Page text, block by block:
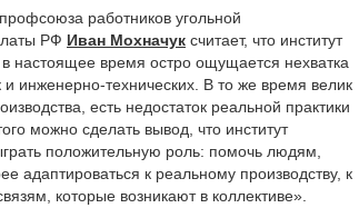
работников угольной
РФ Иван Мохначук считает, что институт
настоящее время остро ощущается нехватка
инженерно-технических. В то же время велик
есть недостаток реальной практики
можно сделать вывод, что институт
положительную роль: помочь людям,
адаптироваться к реальному производству, к
которые возникают в коллективе».